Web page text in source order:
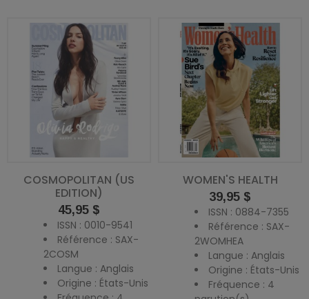
COSMOPOLITAN (US
EDITION)
Prix
45,95 $
ISSN : 0010-9541
Référence : SAX-
2COSM
Langue : Anglais
Origine : États-Unis
WOMEN'S HEALTH
Prix
39,95 $
ISSN : 0884-7355
Référence : SAX-
2WOMHEA
Langue : Anglais
Origine : États-Unis
Fréquence : 4